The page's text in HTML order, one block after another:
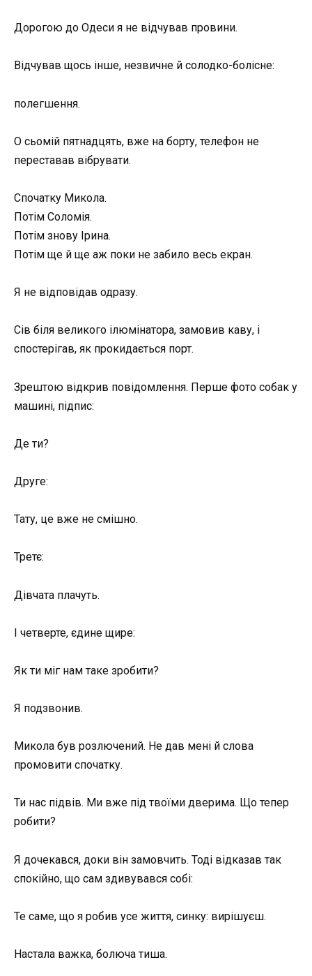
Дорогою до Одеси я не відчував провини.
Відчував щось інше, незвичне й солодко-болісне:
полегшення.
О сьомій пятнадцять, вже на борту, телефон не
переставав вібрувати.
Спочатку Микола.
Потім Соломія.
Потім знову Ірина.
Потім ще й ще аж поки не забило весь екран.
Я не відповідав одразу.
Сів біля великого ілюмінатора, замовив каву, і
спостерігав, як прокидається порт.
Зрештою відкрив повідомлення. Перше фото собак у
машині, підпис:
Де ти?
Друге:
Тату, це вже не смішно.
Третє:
Дівчата плачуть.
І четверте, єдине щире:
Як ти міг нам таке зробити?
Я подзвонив.
Микола був розлючений. Не дав мені й слова
промовити спочатку.
Ти нас підвів. Ми вже під твоїми дверима. Що тепер
робити?
Я дочекався, доки він замовчить. Тоді відказав так
спокійно, що сам здивувався собі:
Те саме, що я робив усе життя, синку: вирішуєш.
Настала важка, болюча тиша.